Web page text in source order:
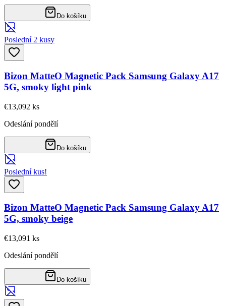
Do košíku
Poslední 2 kusy
Bizon MatteO Magnetic Pack Samsung Galaxy A17
5G, smoky light pink
€13,092 ks
Odeslání pondělí
Do košíku
Poslední kus!
Bizon MatteO Magnetic Pack Samsung Galaxy A17
5G, smoky beige
€13,091 ks
Odeslání pondělí
Do košíku